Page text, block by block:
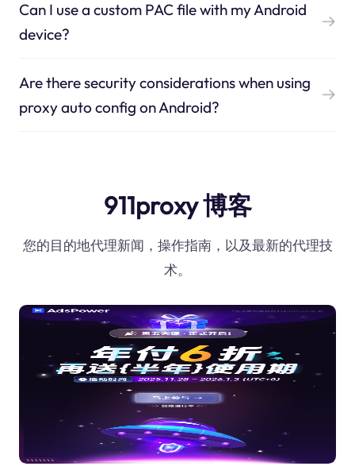
Can I use a custom PAC file with my Android
device?
Are there security considerations when using
proxy auto config on Android?
911proxy 博客
您的目的地代理新闻，操作指南，以及最新的代理技
术。